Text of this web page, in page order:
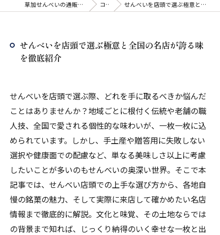
草加せんべいの通販なら草加煎餅丸草一福 コラム せんべいを店頭で選ぶ極意と全国の名店が誇る味を徹底紹介
せんべいを店頭で選ぶ極意と全国の名店が誇る味
を徹底紹介
せんべいを店頭で選ぶ際、どれを手に取るべきか悩んだ
ことはありませんか？地域ごとに根付く伝統や老舗の職
人技、全国で愛される個性的な味わいが、一枚一枚に込
められています。しかし、手土産や贈答用に失敗しない
選択や健康面での配慮など、単なる美味しさ以上に考慮
したいことが多いのもせんべいの奥深い世界。そこで本
記事では、せんべい店頭での上手な選び方から、各地自
慢の銘菓の魅力、そして実際に来店して確かめたい名店
情報まで徹底的に解説。文化と味覚、その土地ならでは
の背景まで知れば、じっくり納得のいく幸せな一枚と出